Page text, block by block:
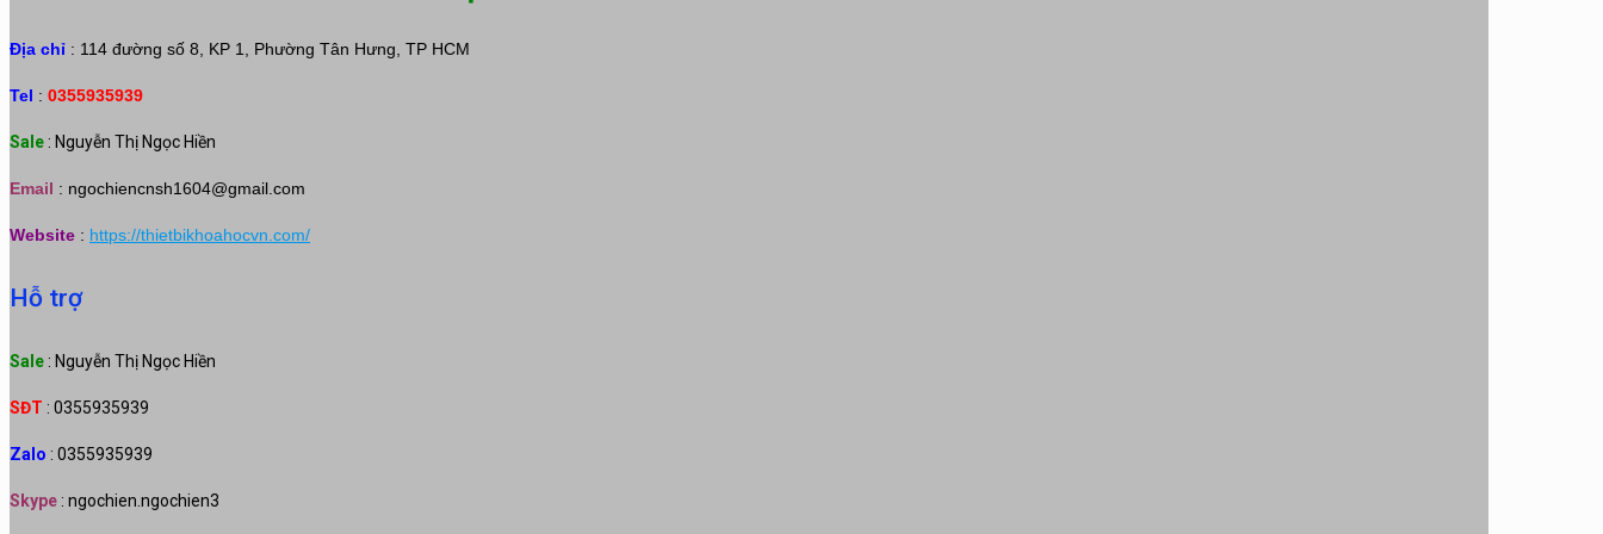
Địa chỉ : 114 đường số 8, KP 1, Phường Tân Hưng, TP HCM
Tel : 0355935939
Sale : Nguyễn Thị Ngọc Hiền
Email : ngochiencnsh1604@gmail.com
Website : https://thietbikhoahocvn.com/
Hỗ trợ
Sale : Nguyễn Thị Ngọc Hiền
SĐT : 0355935939
Zalo : 0355935939
Skype : ngochien.ngochien3